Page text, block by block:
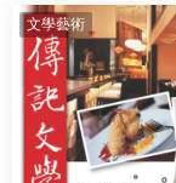
文學藝術